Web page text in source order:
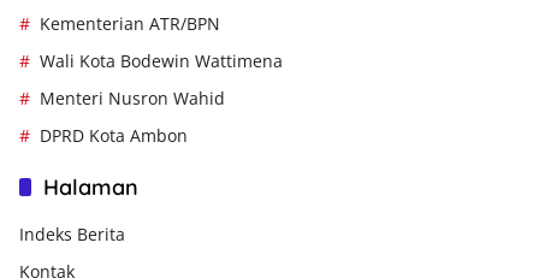
Kementerian ATR/BPN
Wali Kota Bodewin Wattimena
Menteri Nusron Wahid
DPRD Kota Ambon
Halaman
Indeks Berita
Kontak